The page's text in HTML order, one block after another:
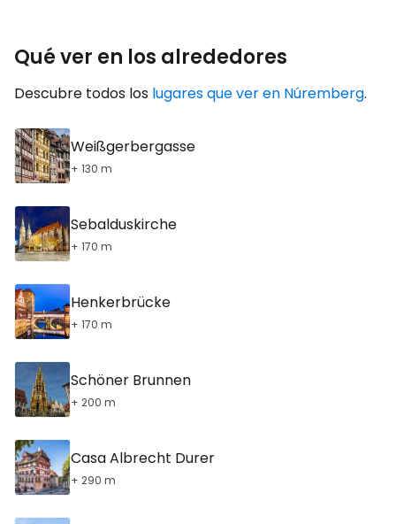
Qué ver en los alrededores
Descubre todos los lugares que ver en Núremberg.
Weißgerbergasse
+ 130 m
Sebalduskirche
+ 170 m
Henkerbrücke
+ 170 m
Schöner Brunnen
+ 200 m
Casa Albrecht Durer
+ 290 m